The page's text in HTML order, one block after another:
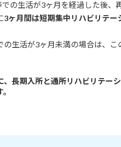
の生活が3ヶ月を経過した後、
3ヶ月間は短期集中リハビリテー
生活が3ヶ月未満の場合は、こ
、長期入所と通所リハビリテー